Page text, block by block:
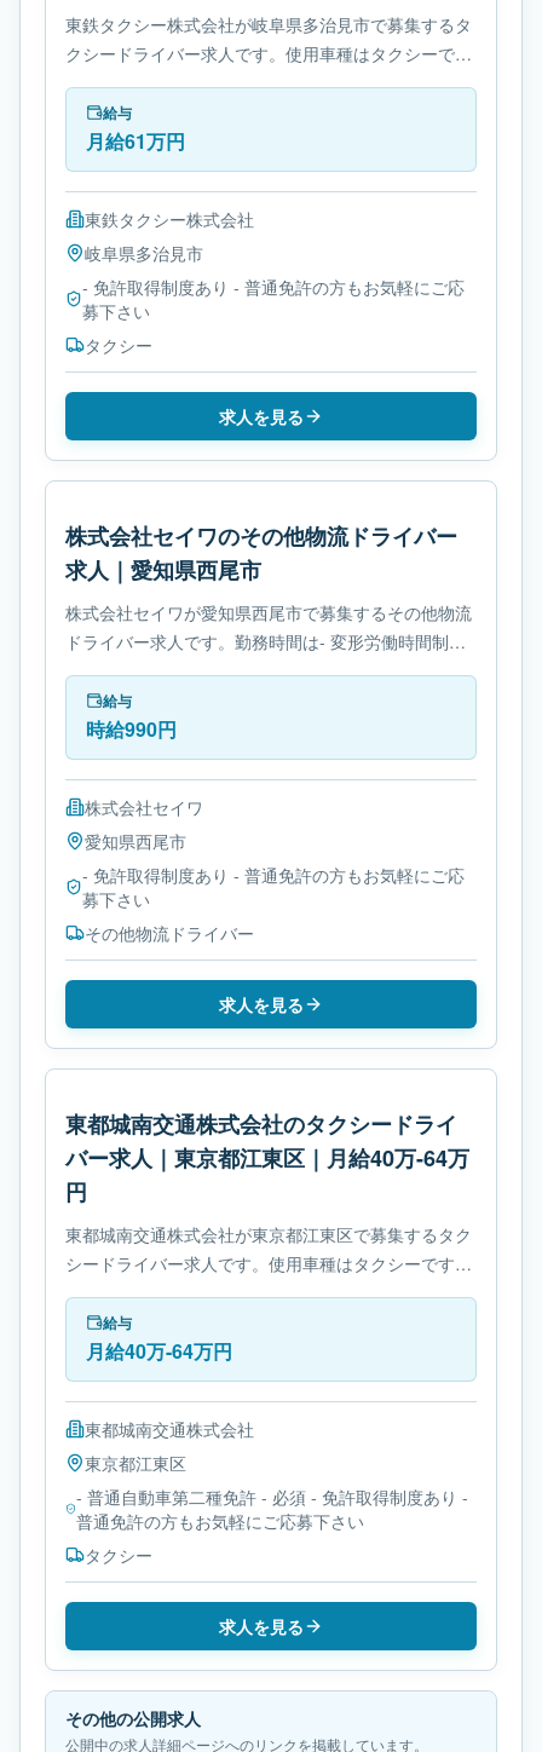
東鉄タクシー株式会社が岐阜県多治見市で募集するタ
クシードライバー求人です。使用車種はタクシーで
す。勤務時間は- 変形労働時間制です。必要免許は- 免
許取得制度ありです。
給与
月給61万円
東鉄タクシー株式会社
岐阜県多治見市
- 免許取得制度あり - 普通免許の方もお気軽にご応
募下さい
タクシー
求人を見る
株式会社セイワのその他物流ドライバー
求人｜愛知県西尾市
株式会社セイワが愛知県西尾市で募集するその他物流
ドライバー求人です。勤務時間は- 変形労働時間制で
す。必要免許は- 免許取得制度ありです。
給与
時給990円
株式会社セイワ
愛知県西尾市
- 免許取得制度あり - 普通免許の方もお気軽にご応
募下さい
その他物流ドライバー
求人を見る
東都城南交通株式会社のタクシードライ
バー求人｜東京都江東区｜月給40万-64万
円
東都城南交通株式会社が東京都江東区で募集するタク
シードライバー求人です。使用車種はタクシーです。
勤務時間は- シフト制です。必要免許は- 普通自動車第
二種免許です。
給与
月給40万-64万円
東都城南交通株式会社
東京都江東区
- 普通自動車第二種免許 - 必須 - 免許取得制度あり -
普通免許の方もお気軽にご応募下さい
タクシー
求人を見る
その他の公開求人
公開中の求人詳細ページへのリンクを掲載しています。